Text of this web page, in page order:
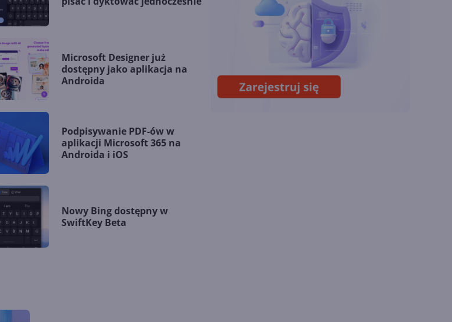
Microsoft Designer już
dostępny jako aplikacja na
Androida
Podpisywanie PDF-ów w
aplikacji Microsoft 365 na
Androida i iOS
Nowy Bing dostępny w
SwiftKey Beta
chmury. Microsoft
ogłasza znakomite
wyniki i
superaplikację
Sztuczna inteligencja
wspiera odkrycia
naukowe. OpenAI
startuje z nowym